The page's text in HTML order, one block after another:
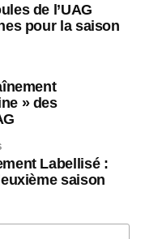
de l’UAG
pour la saison
» des
Labellisé :
saison